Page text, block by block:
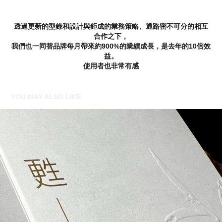
透過更新的型錄和設計與鉅成的業務策略、通路密不可分的相互
合作之下，
我們也一同替品牌每月帶來約900%的業績成長，是去年的10倍效
益。
使用者也非常有感